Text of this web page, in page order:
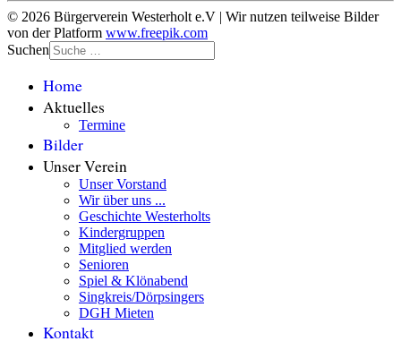
© 2026 Bürgerverein Westerholt e.V | Wir nutzen teilweise Bilder
von der Platform www.freepik.com
Suchen
Home
Aktuelles
Termine
Bilder
Unser Verein
Unser Vorstand
Wir über uns ...
Geschichte Westerholts
Kindergruppen
Mitglied werden
Senioren
Spiel & Klönabend
Singkreis/Dörpsingers
DGH Mieten
Kontakt